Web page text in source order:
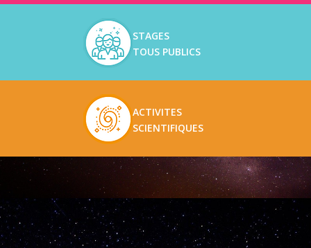
STAGES
TOUS PUBLICS
ACTIVITES
SCIENTIFIQUES